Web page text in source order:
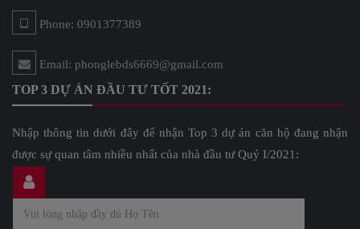
Phone: 0901377389
Email: phonglebds6669@gmail.com
TOP 3 DỰ ÁN ĐẦU TƯ TỐT 2021:
Nhập thông tin dưới đây để nhận Top 3 dự án căn hộ đang nhận
được sự quan tâm nhiều nhất của nhà đầu tư Quý I/2021: